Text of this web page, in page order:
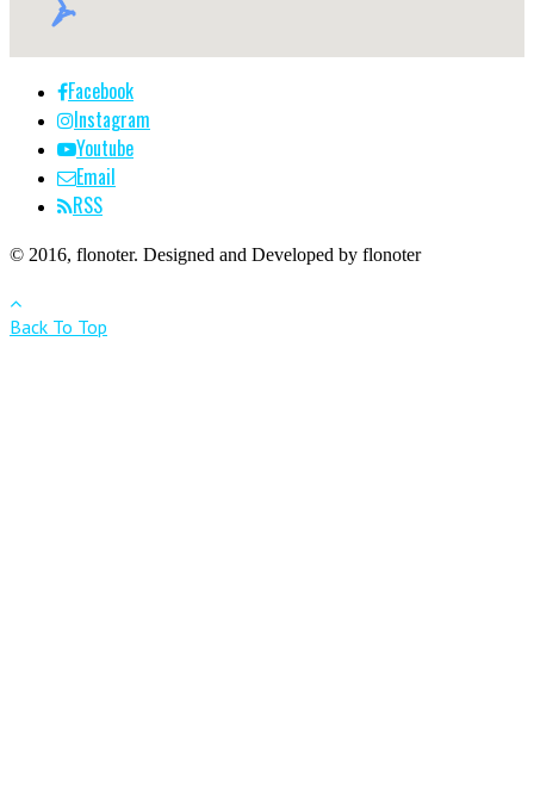
Facebook
Instagram
Youtube
Email
RSS
© 2016, flonoter. Designed and Developed by flonoter
Back To Top